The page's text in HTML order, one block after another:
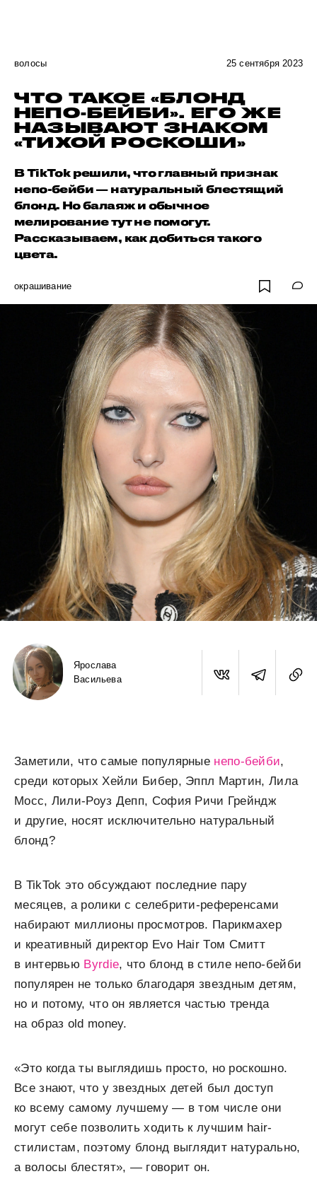
волосы 25 сентября 2023
ЧТО ТАКОЕ «БЛОНД
НЕПО-БЕЙБИ». ЕГО ЖЕ
НАЗЫВАЮТ ЗНАКОМ
«ТИХОЙ РОСКОШИ»
В TikTok решили, что главный признак
непо-бейби — натуральный блестящий
блонд. Но балаяж и обычное
мелирование тут не помогут.
Рассказываем, как добиться такого
цвета.
окрашивание
Ярослава
Васильева
Заметили, что самые популярные непо-бейби,
среди которых Хейли Бибер, Эппл Мартин, Лила
Мосс, Лили-Роуз Депп, София Ричи Грейндж
и другие, носят исключительно натуральный
блонд?
В TikTok это обсуждают последние пару
месяцев, а ролики с селебрити-референсами
набирают миллионы просмотров. Парикмахер
и креативный директор Evo Hair Том Смитт
в интервью Byrdie, что блонд в стиле непо-бейби
популярен не только благодаря звездным детям,
но и потому, что он является частью тренда
на образ old money.
«Это когда ты выглядишь просто, но роскошно.
Все знают, что у звездных детей был доступ
ко всему самому лучшему — в том числе они
могут себе позволить ходить к лучшим hair-
стилистам, поэтому блонд выглядит натурально,
а волосы блестят», — говорит он.